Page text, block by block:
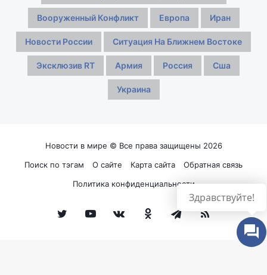
Вооруженный Конфликт Европа Иран
Новости России Ситуация На Ближнем Востоке
Эксклюзив RT Армия Россия Сша
Украина
Новости в мире © Все права защищены 2026
Поиск по тэгам
О сайте Карта сайта
Обратная связь
Политика конфиденциальности
TwitterYouTubevk.comОдноклассники
Telegram
RSS
Здравствуйте!